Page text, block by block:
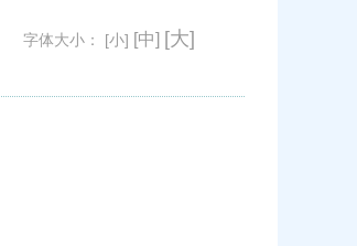
字体大小： [小] [中] [大]